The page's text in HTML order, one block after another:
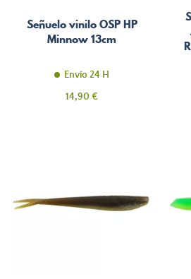
Señuelo vinilo OSP HP
Minnow 13cm
Envío 24 H
Precio
14,90 €